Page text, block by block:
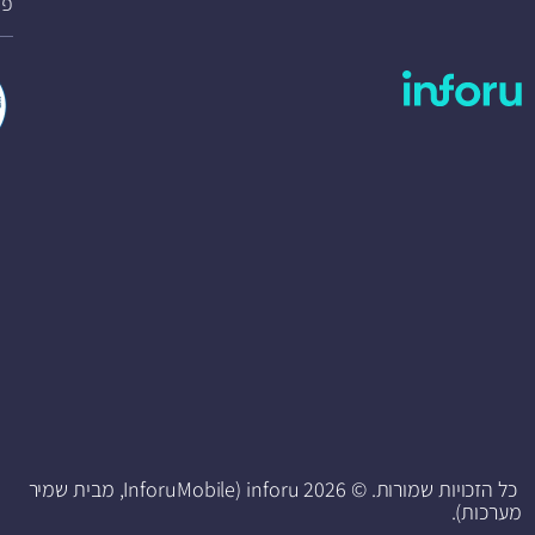
כל הזכויות שמורות. © 2026 inforu (InforuMobile, מבית שמיר
מערכות).